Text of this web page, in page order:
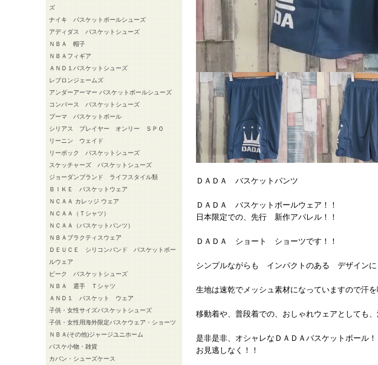
ズ
ナイキ バスケットボールシューズ
アディダス バスケットシューズ
ＮＢＡ 帽子
ＮＢＡフィギア
ＡＮＤ１バスケットシューズ
レブロンジェームズ
アンダーアーマー バスケットボールシューズ
コンバース バスケットシューズ
プーマ バスケットボール
シリアス プレイヤー オンリー ＳＰＯ
リーニン ウェイド
リーボック バスケットシューズ
スケッチャーズ バスケットシューズ
ジョーダンブランド ライフスタイル類
ＢＩＫＥ バスケットウェア
ＮＣＡＡ カレッジ ウェア
ＮＣＡＡ（Ｔシャツ）
ＮＣＡＡ（バスケットパンツ）
ＮＢＡプラクティスウェア
ＤＥＵＣＥ シリコンバンド バスケットボー
ルウェア
ピーク バスケットシューズ
ＮＢＡ 選手 Ｔシャツ
ＡＮＤ１ バスケット ウェア
子供・女性サイズバスケットシューズ
子供・女性用海外限定バスケウェア・ショーツ
ＮＢＡ(その他)ジャージユニホーム
バスケ小物・雑貨
カバン・シューズケース
ＤＡＤＡ バスケットパンツ
ＤＡＤＡ バスケットボールウェア！！
日本限定での、先行 新作アパレル！！
ＤＡＤＡ ショート ショーツです！！
シンプルながらも インパクトのある デザインに
生地は速乾でメッシュ素材になっていますので汗
移動着や、普段着での、おしゃれウェアとして
是非是非、オシャレなＤＡＤＡバスケットボール！
お見逃しなく！！